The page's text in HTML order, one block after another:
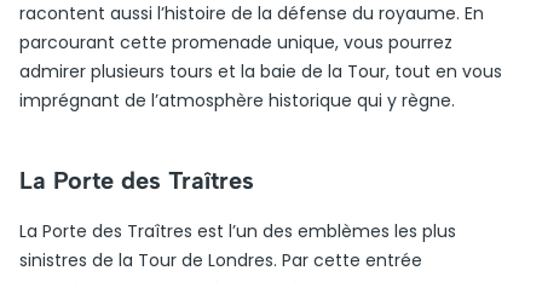
racontent aussi l’histoire de la défense du royaume. En
parcourant cette promenade unique, vous pourrez
admirer plusieurs tours et la baie de la Tour, tout en vous
imprégnant de l’atmosphère historique qui y règne.
La Porte des Traîtres
La Porte des Traîtres est l’un des emblèmes les plus
sinistres de la Tour de Londres. Par cette entrée